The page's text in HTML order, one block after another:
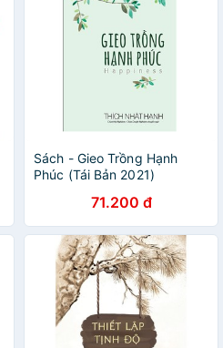
Sách - Gieo Trồng Hạnh
Phúc (Tái Bản 2021)
71.200 đ